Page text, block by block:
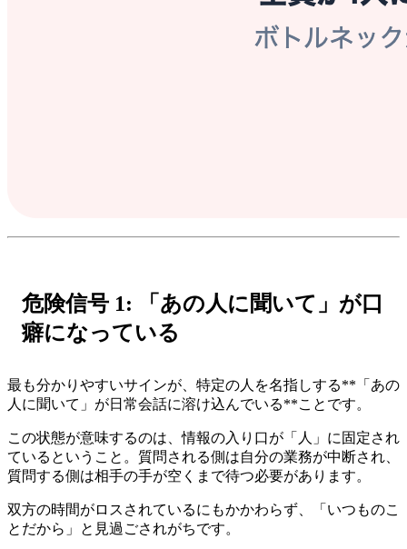
危険信号 1: 「あの人に聞いて」が口
癖になっている
最も分かりやすいサインが、特定の人を名指しする**「あの
人に聞いて」が日常会話に溶け込んでいる**ことです。
この状態が意味するのは、情報の入り口が「人」に固定され
ているということ。質問される側は自分の業務が中断され、
質問する側は相手の手が空くまで待つ必要があります。
双方の時間がロスされているにもかかわらず、「いつものこ
とだから」と見過ごされがちです。